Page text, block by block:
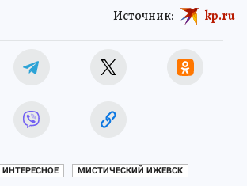
Источник: kp.ru
ИНТЕРЕСНОЕ МИСТИЧЕСКИЙ ИЖЕВСК